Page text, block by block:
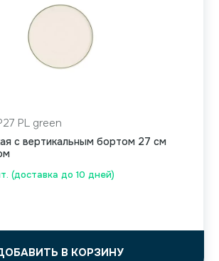
(доставка до 10 дней)
PL green
с вертикальным бортом 27 см
В КОРЗИНУ